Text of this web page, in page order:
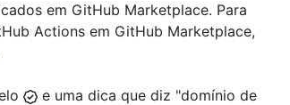
em GitHub Marketplace. Para
Actions em GitHub Marketplace,
e uma dica que diz "domínio de